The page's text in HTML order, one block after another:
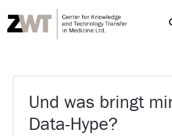
Und was bringt
Data-Hype?